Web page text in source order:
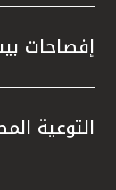
مصر
المملكة
مملكة
إفصاحات
التوعية